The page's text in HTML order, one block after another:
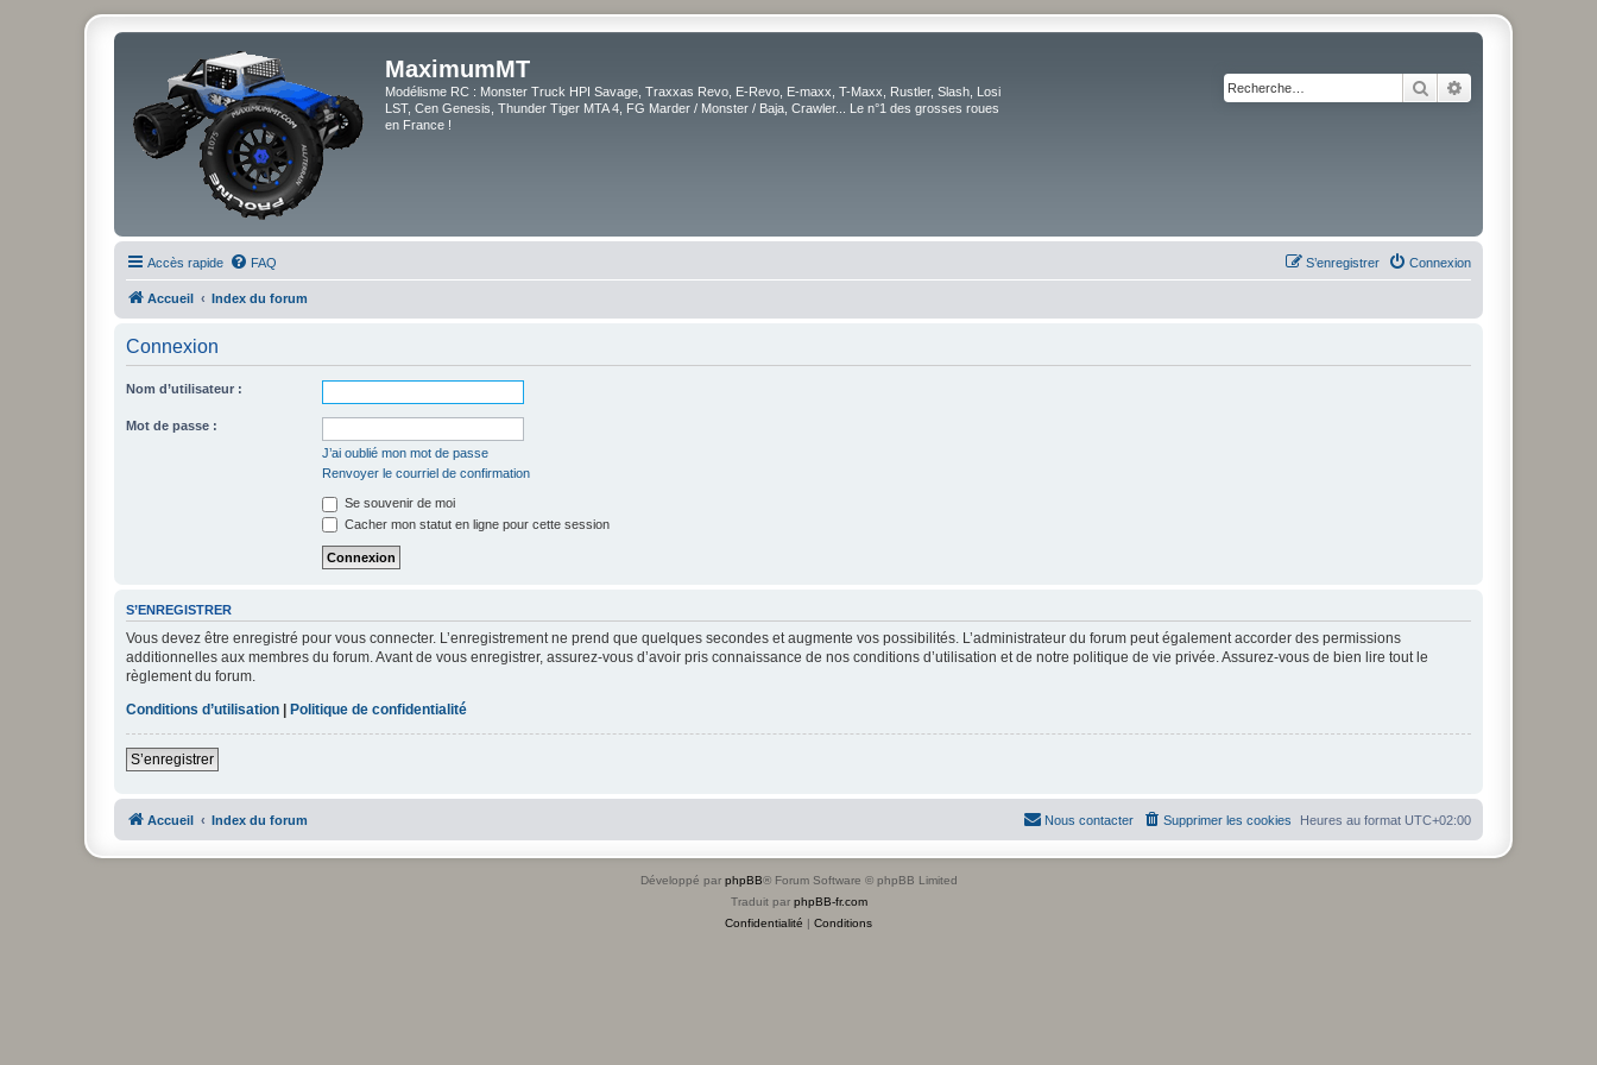
MaximumMT
Modélisme RC : Monster Truck HPI Savage, Traxxas Revo, E-Revo, E-maxx, T-Maxx, Rustler, Slash, Losi
LST, Cen Genesis, Thunder Tiger MTA 4, FG Marder / Monster / Baja, Crawler... Le n°1 des grosses roues
en France !
Rechercher
Accès rapide FAQ Connexion
S’enregistrer
Accueil Index du forum
Connexion
Nom d’utilisateur :
Mot de passe :
J’ai oublié mon mot de passe
Renvoyer le courriel de confirmation
Se souvenir de moi
Cacher mon statut en ligne pour cette session
S’ENREGISTRER
Vous devez être enregistré pour vous connecter. L’enregistrement ne prend que quelques secondes et augmente vos possibilités. L’administrateur du forum peut également accorder des permissions
additionnelles aux membres du forum. Avant de vous enregistrer, assurez-vous d’avoir pris connaissance de nos conditions d’utilisation et de notre politique de vie privée. Assurez-vous de bien lire tout le
règlement du forum.
Conditions d’utilisation | Politique de confidentialité
S’enregistrer
Accueil Index du forum Heures au format UTC+02:00
Supprimer les cookies
Nous contacter
Développé par phpBB® Forum Software © phpBB Limited
Traduit par phpBB-fr.com
Confidentialité | Conditions